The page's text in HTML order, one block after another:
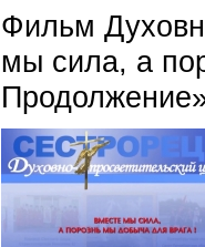
Фильм
мы сила, а